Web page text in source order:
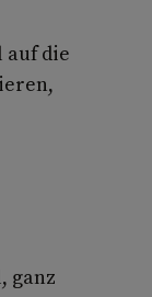
auf die
ganz